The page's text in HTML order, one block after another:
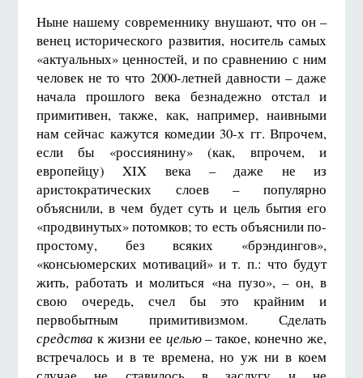
Ныне нашему современнику внушают, что он –
венец исторического развития, носитель самых
«актуальных» ценностей, и по сравнению с ним
человек не то что 2000-летней давности – даже
начала прошлого века безнадежно отстал и
примитивен, также, как, например, наивными
нам сейчас кажутся комедии 30-х гг. Впрочем,
если бы «россиянину» (как, впрочем, и
европейцу) XIX века – даже не из
аристократических слоев – популярно
объяснили, в чем будет суть и цель бытия его
«продвинутых» потомков; то есть объяснили по-
простому, без всяких «брэндингов»,
«консьюмерских мотиваций» и т. п.: что будут
жить, работать и молиться «на пузо», – он, в
свою очередь, счел бы это крайним и
первобытным примитивизмом. Сделать
средства к жизни ее целью– такое, конечно же,
встречалось и в те времена, но уж ни в коем